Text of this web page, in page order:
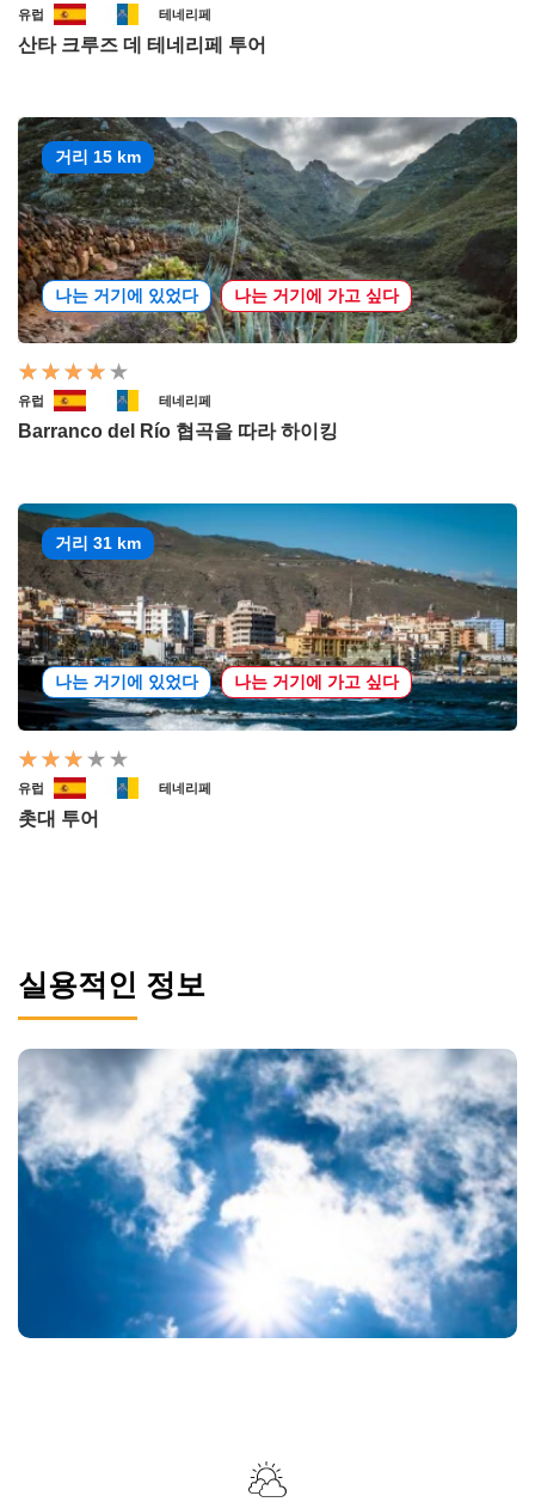
유럽 테네리페
산타 크루즈 데 테네리페 투어
거리 15 km
나는 거기에 있었다 나는 거기에 가고 싶다
유럽 테네리페
Barranco del Río 협곡을 따라 하이킹
거리 31 km
나는 거기에 있었다 나는 거기에 가고 싶다
유럽 테네리페
촛대 투어
실용적인 정보